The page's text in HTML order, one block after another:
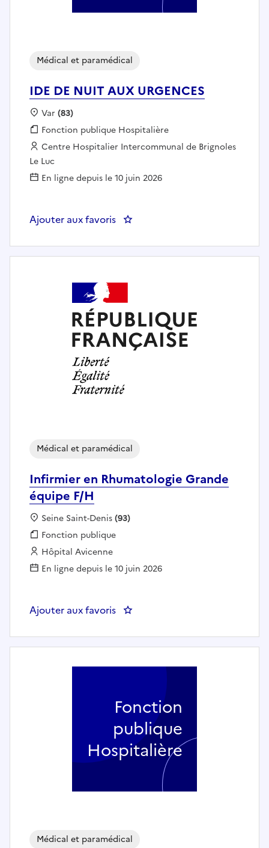
IDE DE NUIT AUX URGENCES
Médical et paramédical
Localisation :
Var (83)
Fonction publique :
Fonction publique Hospitalière
Employeur :
Centre Hospitalier Intercommunal de Brignoles
Le Luc
En ligne depuis le 10 juin 2026
Ajouter aux favoris : IDE DE NUIT AUX URGENCES
Infirmier en Rhumatologie Grande
équipe F/H
Médical et paramédical
Localisation :
Seine Saint-Denis(93)
Fonction publique :
Fonction publique
Employeur :
Hôpital Avicenne
En ligne depuis le 10 juin 2026
Ajouter aux favoris
Médical et paramédical
Fonction
publique
Hospitalière